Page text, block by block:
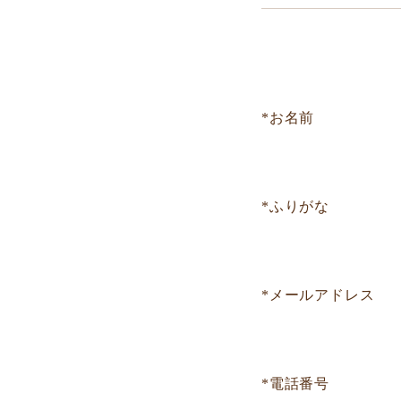
*お名前
*ふりがな
*メールアドレス
*電話番号